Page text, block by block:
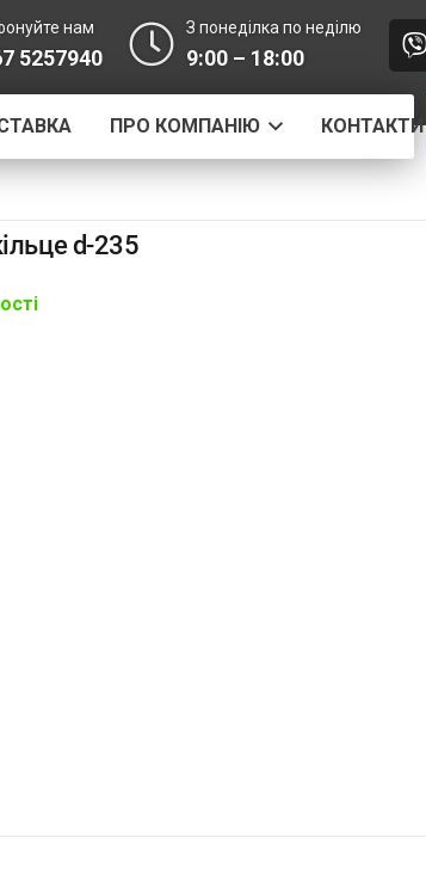
нам
5257940
З понеділка по неділю
9:00 – 18:00
ПРО КОМПАНІЮ КОНТАКТИ
d-235